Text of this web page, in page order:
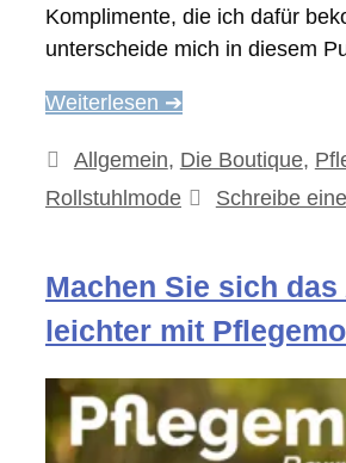
Komplimente, die ich dafür
unterscheide mich in diesem
Weiterlesen ➔
Kategorien
Allgemein, Die Boutique,
Rollstuhlmode
Schreibe
Machen Sie sich
leichter mit